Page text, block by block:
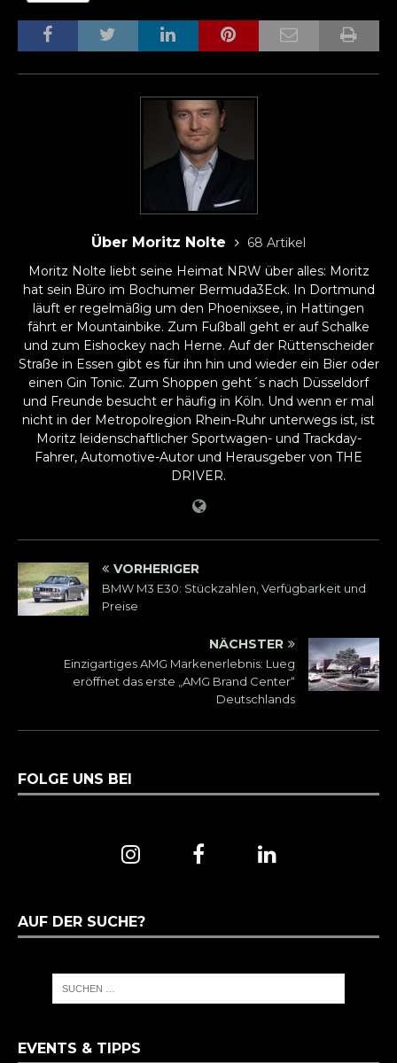
Über Moritz Nolte
68 Artikel
Moritz Nolte liebt seine Heimat NRW über alles: Moritz
hat sein Büro im Bochumer Bermuda3Eck. In Dortmund
läuft er regelmäßig um den Phoenixsee, in Hattingen
fährt er Mountainbike. Zum Fußball geht er auf Schalke
und zum Eishockey nach Herne. Auf der Rüttenscheider
Straße in Essen gibt es für ihn hin und wieder ein Bier oder
einen Gin Tonic. Zum Shoppen geht´s nach Düsseldorf
und Freunde besucht er häufig in Köln. Und wenn er mal
nicht in der Metropolregion Rhein-Ruhr unterwegs ist, ist
Moritz leidenschaftlicher Sportwagen- und Trackday-
Fahrer, Automotive-Autor und Herausgeber von THE
DRIVER.
VORHERIGER
BMW M3 E30: Stückzahlen, Verfügbarkeit und
Preise
NÄCHSTER
Einzigartiges AMG Markenerlebnis: Lueg
eröffnet das erste „AMG Brand Center“
Deutschlands
FOLGE UNS BEI
AUF DER SUCHE?
EVENTS & TIPPS